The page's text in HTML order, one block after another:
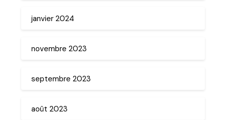
janvier 2024
novembre 2023
septembre 2023
août 2023